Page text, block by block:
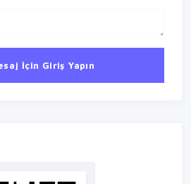
İçin Giriş Yapın